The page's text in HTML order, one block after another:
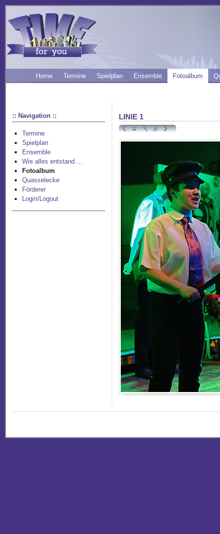
Home Termine Spielplan Ensemble Fotoalbum
:: Navigation ::
Termine
Spielplan
Ensemble
Wie alles entstand ...
Fotoalbum
Quasselecke
Förderer
Login/Logout
LINIE 1